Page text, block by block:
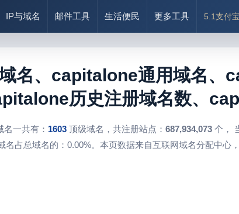
IP与域名 邮件工具 生活便民 更多工具 5.1支付
名、capitalone通用域名、
历史注册域名数、
一共有： 1603 顶级域名，共注册站点： 687,934,073 个，
名占总域名的：0.00%。本页数据来自互联网域名分配中心，